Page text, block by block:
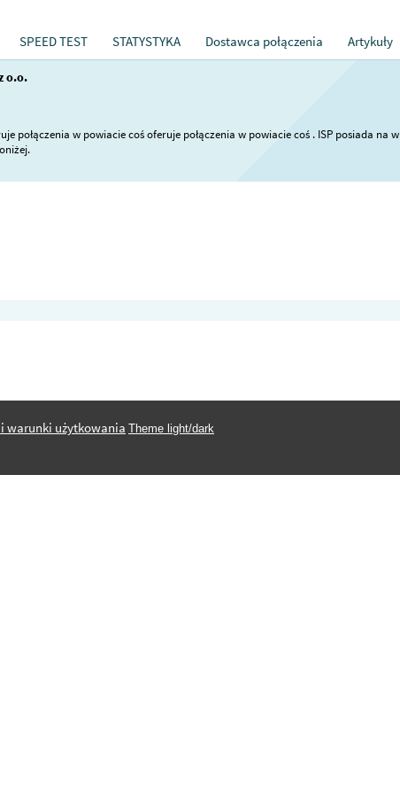
SPEED TEST STATYSTYKA Dostawca połączenia Artykuły
o.o.
połączenia w powiacie coś oferuje połączenia w powiacie coś . ISP posiada na
warunki użytkowania Theme light/dark